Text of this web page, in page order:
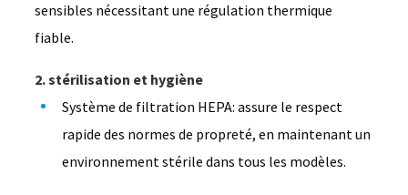
sensibles nécessitant une régulation thermique
fiable.
2. stérilisation et hygiène
Système de filtration HEPA: assure le respect
rapide des normes de propreté, en maintenant un
environnement stérile dans tous les modèles.